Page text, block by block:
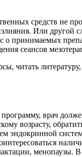
средств не
Или другой
о принимаемых
сеансов
читать
врач
возрасту,
эндокринной
менопаузы.